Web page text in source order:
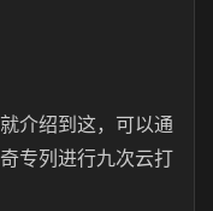
介绍到这，可以通
专列进行九次云打